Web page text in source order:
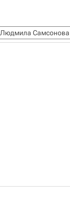
Людмила Самсонова